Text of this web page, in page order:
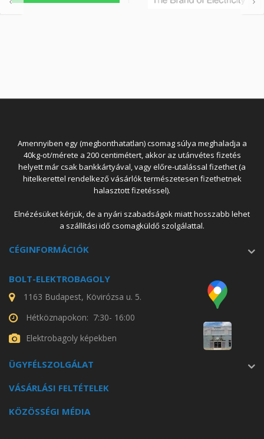
Amennyiben egy (megbonthatatlan) csomag súlya meghaladja a
40kg-ot/mérete a 200 centimétert, akkor az utánvétes fizetés
helyett már csak bankkártyával, vagy előre-utalással fizethet (a
hitelkerettel rendelkező vásárlók természetesen fizethetnek
halasztott fizetéssel).
Elnézésüket kérjük, de a nyári szabadságok miatt hosszabb lehet
a szállítási idő csomagküldő szolgálattal.
CÉGINFORMÁCIÓK
BOLT-ELEKTROBAGOLY
1163 Budapest, Kövirózsa u. 5.
Hétköznapokon: 7:30- 16:00
Elektrobagoly képekben
ÜGYFÉLSZOLGÁLAT
VÁSÁRLÁSI FELTÉTELEK
KÖZÖSSÉGI MÉDIA